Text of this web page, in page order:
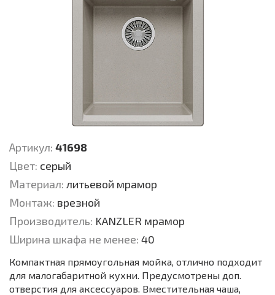
Артикул: 41698
Цвет: серый
Материал: литьевой мрамор
Монтаж: врезной
Производитель: KANZLER мрамор
Ширина шкафа не менее: 40
Компактная прямоугольная мойка, отлично подходит
для малогабаритной кухни. Предусмотрены доп.
отверстия для аксессуаров. Вместительная чаша,